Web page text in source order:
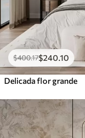
$400.17$240 .10
Delicada flor grande